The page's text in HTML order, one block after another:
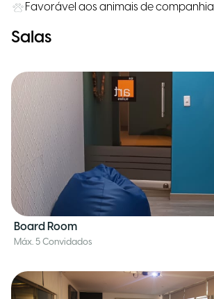
Favorável aos animais de companhia
Salas
Board Room
Máx. 5 Convidados